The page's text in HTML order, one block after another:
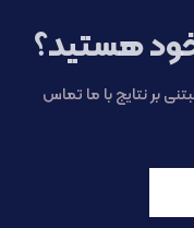
هستید؟
بر نتایج با ما تماس